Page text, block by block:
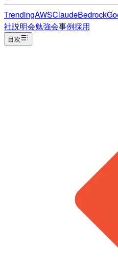
TrendingAWSClaudeBedrock
社説明会勉強会事例採用
目次